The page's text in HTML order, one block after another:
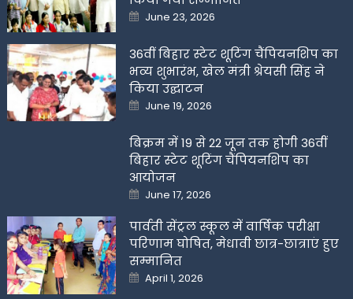
Posted
on
June 23, 2026
36वीं बिहार स्टेट शूटिंग चैंपियनशिप का
भव्य शुभारंभ, खेल मंत्री श्रेयसी सिंह ने
किया उद्घाटन
Posted
on
June 19, 2026
बिक्रम में 19 से 22 जून तक होगी 36वीं
बिहार स्टेट शूटिंग चैंपियनशिप का
आयोजन
Posted
on
June 17, 2026
पार्वती सेंट्रल स्कूल में वार्षिक परीक्षा
परिणाम घोषित, मेधावी छात्र-छात्राएं हुए
सम्मानित
Posted
on
April 1, 2026